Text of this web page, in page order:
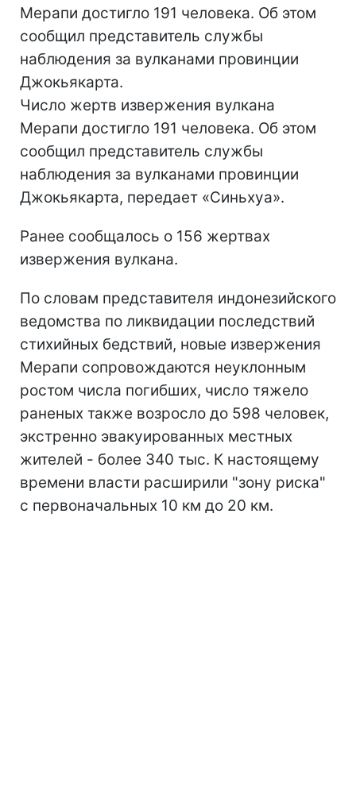
Мерапи достигло 191 человека. Об этом
сообщил представитель службы
наблюдения за вулканами провинции
Джокьякарта.
Число жертв извержения вулкана
Мерапи достигло 191 человека. Об этом
сообщил представитель службы
наблюдения за вулканами провинции
Джокьякарта, передает «Синьхуа».
Ранее сообщалось о 156 жертвах
извержения вулкана.
По словам представителя индонезийского
ведомства по ликвидации последствий
стихийных бедствий, новые извержения
Мерапи сопровождаются неуклонным
ростом числа погибших, число тяжело
раненых также возросло до 598 человек,
экстренно эвакуированных местных
жителей - более 340 тыс. К настоящему
времени власти расширили "зону риска"
с первоначальных 10 км до 20 км.